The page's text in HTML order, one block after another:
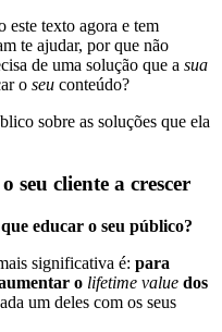
este texto agora e tem
te ajudar, por que não
de uma solução que a sua
o seu conteúdo?
sobre as soluções que ela
seu cliente a crescer
educar o seu público?
significativa é: para
o lifetime value dos
um deles com os seus